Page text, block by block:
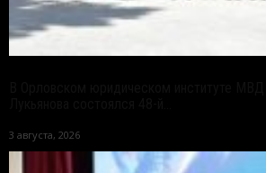
3 августа, 2026